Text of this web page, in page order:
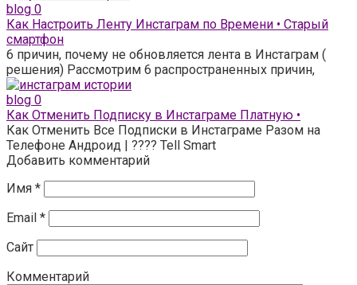
blog 0
Как Настроить Ленту Инстаграм по Времени • Старый
смартфон
6 причин, почему не обновляется лента в Инстаграм (
решения) Рассмотрим 6 распространенных причин,
blog 0
Как Отменить Подписку в Инстаграме Платную •
Как Отменить Все Подписки в Инстаграме Разом на
Телефоне Андроид | ???? Tell Smart
Добавить комментарий
Имя *
Email *
Сайт
Комментарий